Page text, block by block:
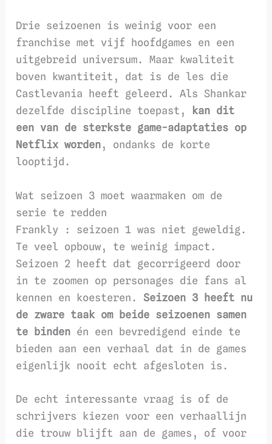
Drie seizoenen is weinig voor een
franchise met vijf hoofdgames en een
uitgebreid universum. Maar kwaliteit
boven kwantiteit, dat is de les die
Castlevania heeft geleerd. Als Shankar
dezelfde discipline toepast,
kan dit
een van de sterkste game-adaptaties op
Netflix worden , ondanks de korte
looptijd.
Wat seizoen 3 moet waarmaken om de
serie te redden
Frankly : seizoen 1 was niet geweldig.
Te veel opbouw, te weinig impact.
Seizoen 2 heeft dat gecorrigeerd door
in te zoomen op personages die fans al
kennen en koesteren. Seizoen 3 heeft nu
de zware taak om beide seizoenen samen
te binden én een bevredigend einde te
bieden aan een verhaal dat in de games
eigenlijk nooit echt afgesloten is.
De echt interessante vraag is of de
schrijvers kiezen voor een verhaallijn
die trouw blijft aan de games, of voor